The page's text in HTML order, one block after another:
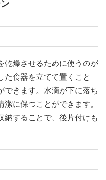
乾燥させるために使うのが
た食器を立てて置くこと
できます。水滴が下に落ち
に保つことができます。
納することで、後片付けも